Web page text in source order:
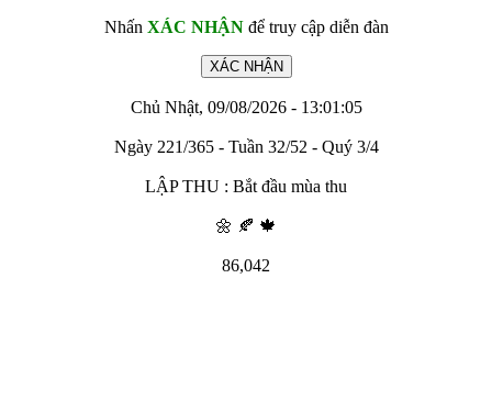
Nhấn XÁC NHẬNđể truy cập diễn đàn
Chủ Nhật, 09/08/2026 - 13:01:05
Ngày 221/365 - Tuần 32/52 - Quý 3/4
LẬP THU : Bắt đầu mùa thu
🌼 🍂 🍁
86,042